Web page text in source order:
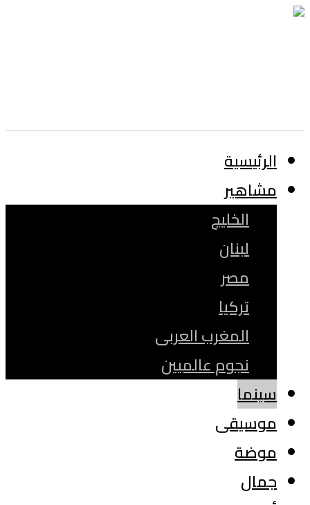
الرئيسية
مشاهير
الخليج
لبنان
مصر
تركيا
المغرب العربى
نجوم عالميين
سينما
موسيقى
موضة
جمال